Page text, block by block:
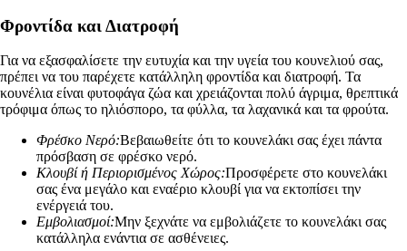
Φροντίδα και Διατροφή
Για να εξασφαλίσετε την ευτυχία και την υγεία του κουνελιού σας,
πρέπει να του παρέχετε κατάλληλη φροντίδα και διατροφή. Τα
κουνέλια είναι φυτοφάγα ζώα και χρειάζονται πολύ άγριμα, θρεπτικά
τρόφιμα όπως το ηλιόσπορο, τα φύλλα, τα λαχανικά και τα φρούτα.
Φρέσκο Νερό:Βεβαιωθείτε ότι το κουνελάκι σας έχει πάντα
πρόσβαση σε φρέσκο νερό.
Κλουβί ή Περιορισμένος Χώρος:Προσφέρετε στο κουνελάκι
σας ένα μεγάλο και εναέριο κλουβί για να εκτοπίσει την
ενέργειά του.
Εμβολιασμοί:Μην ξεχνάτε να εμβολιάζετε το κουνελάκι σας
κατάλληλα ενάντια σε ασθένειες.